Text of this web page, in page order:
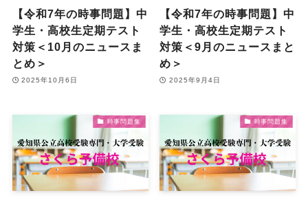
【令和7年の時事問題】中
学生・高校生定期テスト
対策＜10月のニュースま
とめ＞
2025年10月6日
【令和7年の時事問題】中
学生・高校生定期テスト
対策＜9月のニュースまと
め＞
2025年9月4日
時事問題集 時事問題集